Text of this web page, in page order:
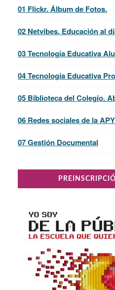
01 Flickr. Álbum de Fotos.
02 Netvibes. Educación al
03 Tecnología Educativa
04 Tecnología Educativa
05 Biblioteca del Colegio.
06 Redes sociales de la
07 Gestión Documental